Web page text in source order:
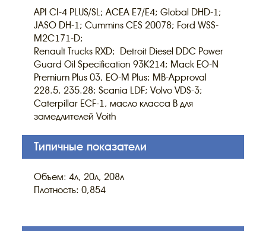
API CI-4 PLUS/SL; ACEA E7/E4; Global DHD-1;
JASO DH-1; Cummins CES 20078; Ford WSS-
M2C171-D;
Renault Trucks RXD; Detroit Diesel DDC Power
Guard Oil Specification 93K214; Mack EO-N
Premium Plus 03, EO-M Plus; MB-Approval
228.5, 235.28; Scania LDF; Volvo VDS-3;
Caterpillar ECF-1, масло класса В для
замедлителей Voith
Типичные показатели
Объем: 4л, 20л, 208л
Плотность: 0,854